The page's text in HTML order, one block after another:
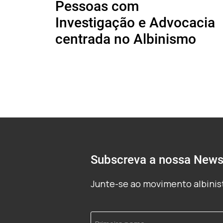
Pessoas com
Investigação e Advocacia
centrada no Albinismo
Subscreva a nossa
Junte-se ao movimento
Primeiro